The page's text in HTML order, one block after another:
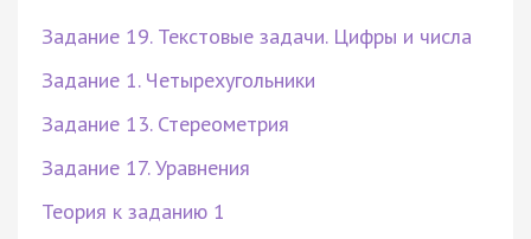
Задание 19. Текстовые задачи. Цифры и числа
Задание 1. Четырехугольники
Задание 13. Стереометрия
Задание 17. Уравнения
Теория к заданию 1